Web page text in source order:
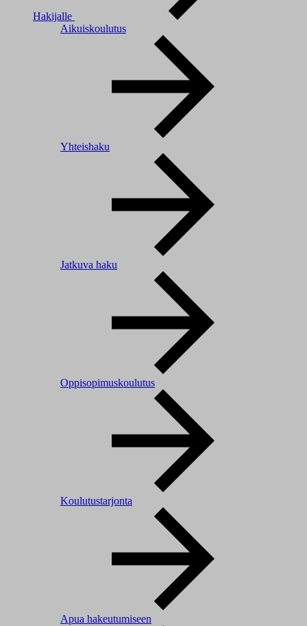
Hakijalle
Aikuiskoulutus
Yhteishaku
Jatkuva haku
Oppisopimuskoulutus
Koulutustarjonta
Apua hakeutumiseen